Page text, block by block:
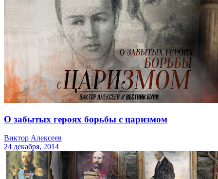
О забытых героях борьбы с царизмом
Виктор Алексеев
24 декабря, 2014